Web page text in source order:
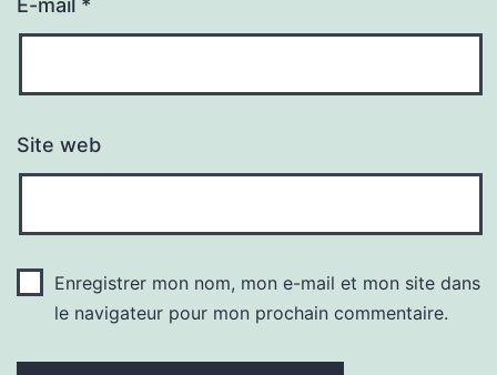
Site web
Enregistrer mon nom, mon e-mail et mon site dans
le navigateur pour mon prochain commentaire.